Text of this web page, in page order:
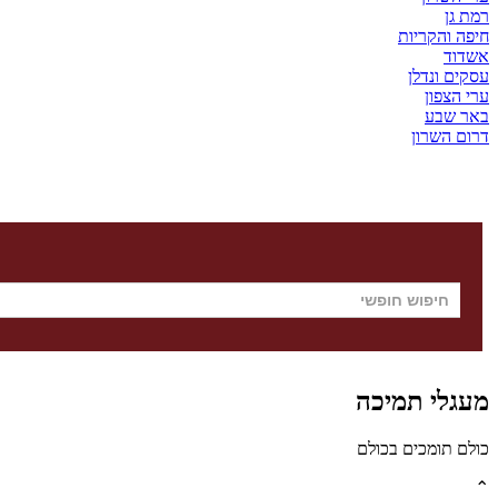
רמת גן
חיפה והקריות
אשדוד
עסקים ונדלן
ערי הצפון
באר שבע
דרום השרון
מעגלי תמיכה
כולם תומכים בכולם
⌃